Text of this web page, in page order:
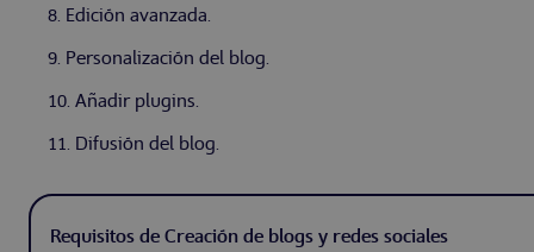
8. Edición avanzada.
9. Personalización del blog.
10. Añadir plugins.
11. Difusión del blog.
Requisitos de Creación de blogs y redes sociales